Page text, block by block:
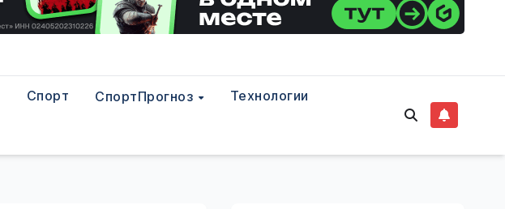
Спорт СпортПрогноз Технологии